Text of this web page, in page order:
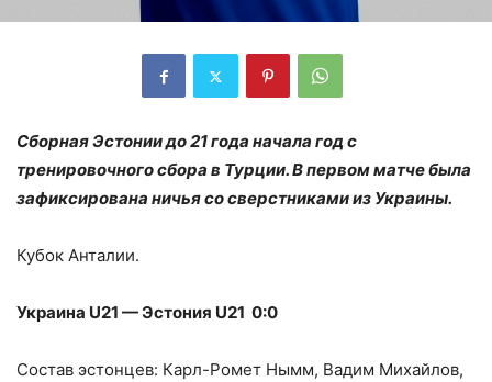
Сборная Эстонии до 21 года начала год с
тренировочного сбора в Турции. В первом матче была
зафиксирована ничья со сверстниками из Украины.
Кубок Анталии.
Украина U21 — Эстония U21 0:0
Состав эстонцев: Карл-Ромет Нымм, Вадим Михайлов,